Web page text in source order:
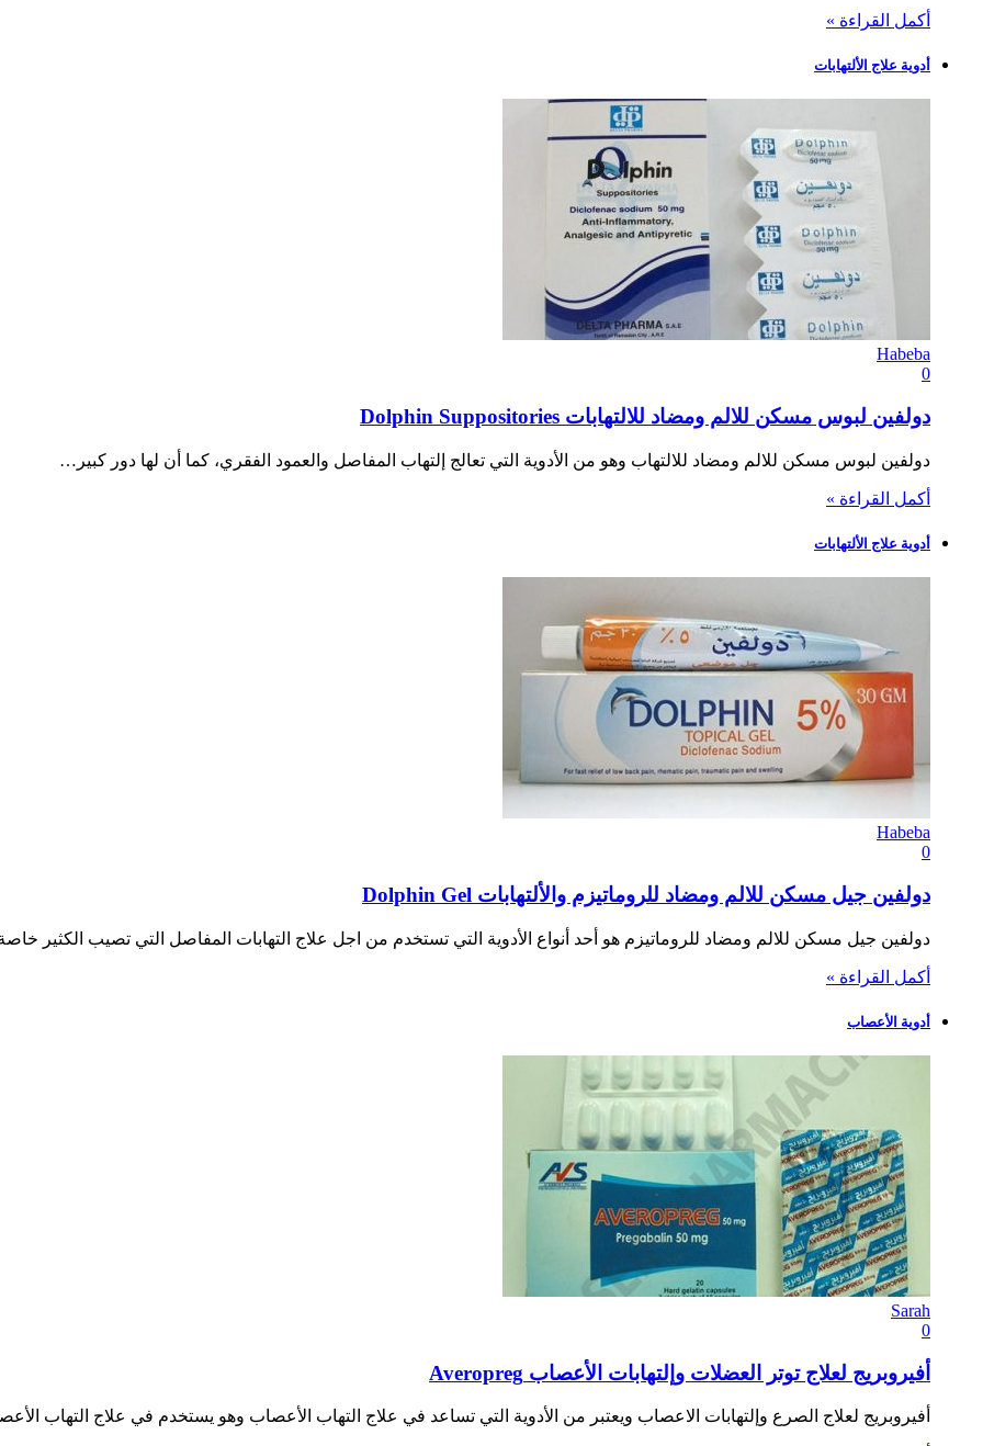
أكمل القراءة »
أدوية علاج الألتهابات
Habeba
0
دولفين لبوس مسكن للالم ومضاد للالتهابات Dolphin Suppositories
دولفين لبوس مسكن للالم ومضاد للالتهاب وهو من الأدوية التي تعالج إلتهاب المفاصل والعمود الفقري، كما أن لها دور كبير…
أكمل القراءة »
أدوية علاج الألتهابات
Habeba
0
دولفين جيل مسكن للالم ومضاد للروماتيزم والألتهابات Dolphin Gel
دولفين جيل مسكن للالم ومضاد للروماتيزم هو أحد أنواع الأدوية التي تستخدم من اجل علاج التهابات المفاصل التي تصيب الكثير
أكمل القراءة »
أدوية الأعصاب
Sarah
0
أفيروبريج لعلاج توتر العضلات وإلتهابات الأعصاب Averopreg
أفيروبريج لعلاج الصرع وإلتهابات الاعصاب ويعتبر من الأدوية التي تساعد في علاج التهاب الأعصاب وهو يستخدم في علاج التهاب